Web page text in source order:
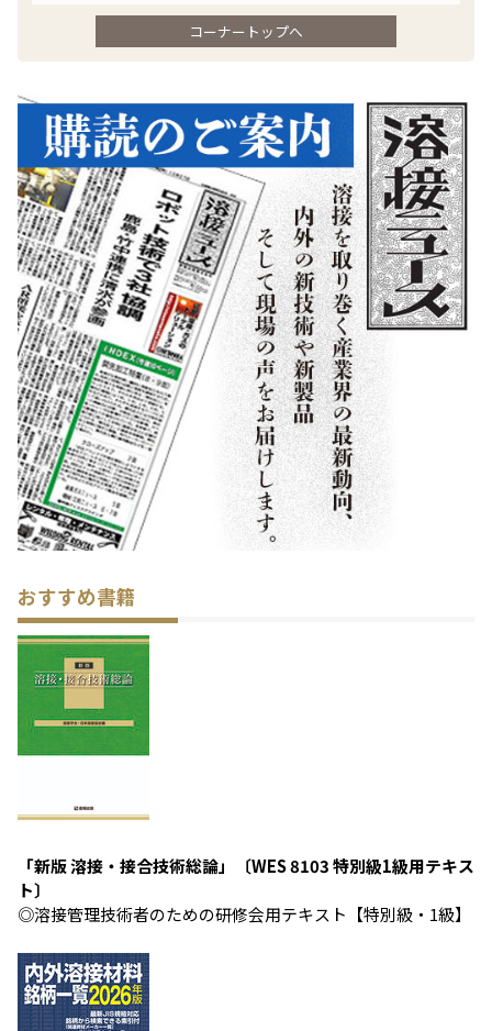
コーナートップへ
おすすめ書籍
「新版 溶接・接合技術総論」〔WES 8103 特別級1級用テキス
ト〕
◎溶接管理技術者のための研修会用テキスト【特別級・1級】